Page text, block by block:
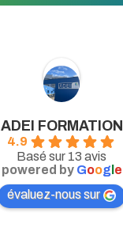
ADEI FORMATION
4.9
Basé sur 13 avis
powered by Goog e
évaluez-nous sur